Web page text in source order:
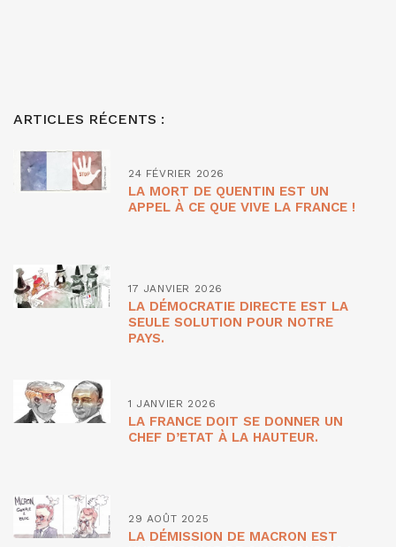
ARTICLES RÉCENTS :
24 FÉVRIER 2026
LA MORT DE QUENTIN EST UN
APPEL À CE QUE VIVE LA FRANCE !
17 JANVIER 2026
LA DÉMOCRATIE DIRECTE EST LA
SEULE SOLUTION POUR NOTRE
PAYS.
1 JANVIER 2026
LA FRANCE DOIT SE DONNER UN
CHEF D’ETAT À LA HAUTEUR.
29 AOÛT 2025
LA DÉMISSION DE MACRON EST